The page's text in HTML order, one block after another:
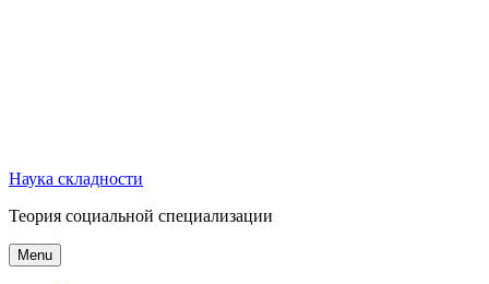
Наука складности
Теория социальной специализации
Menu